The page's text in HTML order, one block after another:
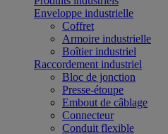
Enveloppe industrielle
Coffret
Armoire industrielle
Boîtier industriel
Raccordement industriel
Bloc de jonction
Presse-étoupe
Embout de câblage
Connecteur
Conduit flexible